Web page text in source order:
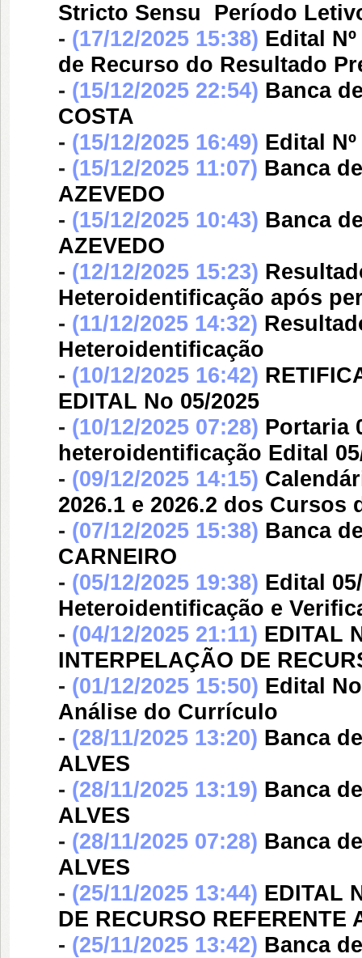
Stricto Sensu  Período
- (17/12/2025 15:38) Edital
de Recurso do Resultado
- (15/12/2025 22:54) Banca
COSTA
- (15/12/2025 16:49) Edital
- (15/12/2025 11:07) Banca
AZEVEDO
- (15/12/2025 10:43) Banca
AZEVEDO
- (12/12/2025 15:23)
Heteroidentificação após
- (11/12/2025 14:32)
Heteroidentificação
- (10/12/2025 16:42)
EDITAL No 05/2025
- (10/12/2025 07:28) Portaria
heteroidentificação Edital
- (09/12/2025 14:15)
2026.1 e 2026.2 dos
- (07/12/2025 15:38) Banca
CARNEIRO
- (05/12/2025 19:38) Edital
Heteroidentificação e
- (04/12/2025 21:11) EDITAL
INTERPELAÇÃO DE
- (01/12/2025 15:50) Edital
Análise do Currículo
- (28/11/2025 13:20) Banca
ALVES
- (28/11/2025 13:19) Banca
ALVES
- (28/11/2025 07:28) Banca
ALVES
- (25/11/2025 13:44) EDITAL
DE RECURSO REFERENTE
- (25/11/2025 13:42) Banca